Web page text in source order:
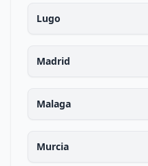
Lugo
Madrid
Malaga
Murcia